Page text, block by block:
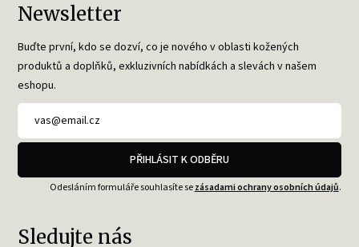
Newsletter
Buďte první, kdo se dozví, co je nového v oblasti kožených
produktů a doplňků, exkluzivních nabídkách a slevách v našem
eshopu.
PŘIHLÁSIT K ODBĚRU
Odesláním formuláře souhlasíte sezásadami ochrany osobních údajů.
Sledujte nás